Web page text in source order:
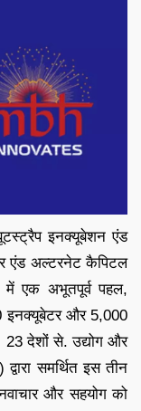
इनक्यूबेशन एंड
एंड अल्टरनेट कैपिटल
में एक अभूतपूर्व पहल,
इनक्यूबेटर और 5,000
23 देशों से. उद्योग और
समर्थित इस तीन
नवाचार और सहयोग को